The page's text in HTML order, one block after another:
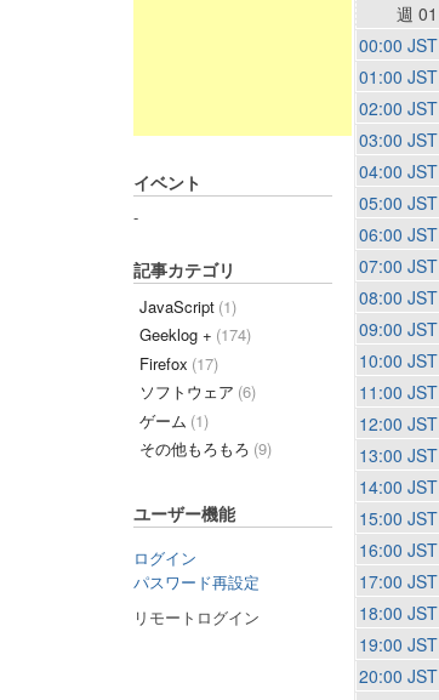
週 01
00:00 JST
01:00 JST
02:00 JST
03:00 JST
04:00 JST
05:00 JST
06:00 JST
07:00 JST
08:00 JST
09:00 JST
10:00 JST
11:00 JST
12:00 JST
13:00 JST
14:00 JST
15:00 JST
16:00 JST
17:00 JST
18:00 JST
19:00 JST
20:00 JST
イベント
-
記事カテゴリ
JavaScript (1)
Geeklog + (174)
Firefox (17)
ソフトウェア (6)
ゲーム (1)
その他もろもろ (9)
ユーザー機能
ログイン
パスワード再設定
リモートログイン